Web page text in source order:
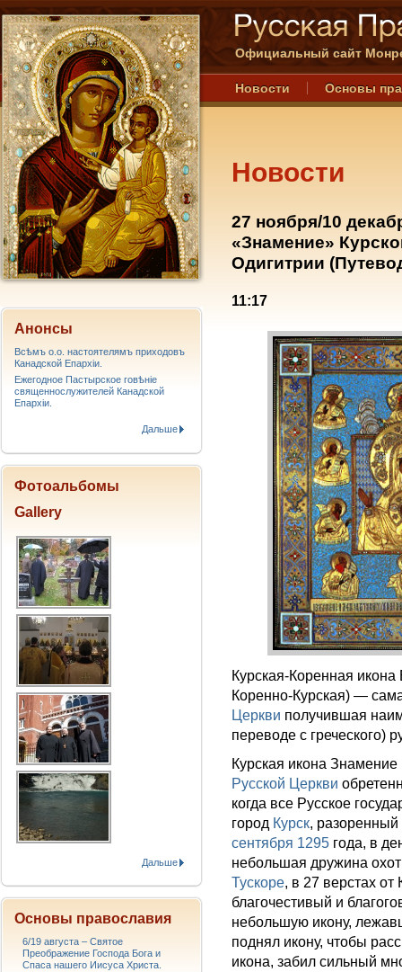
Официальный сайт
Новости Основы
Новости
27 ноября/10
«Знамение»
Одигитрии
11:17
Курская-Коренная
Коренно-Курская) —
Церкви получившая
переводе с греческого)
Курская икона
Русской Церкви
когда все Русское
город Курск,
сентября 1295 года, в
небольшая дружина
Тускоре, в 27 верстах от
благочестивый и
небольшую икону,
поднял икону, чтобы
икона, забил сильный
Анонсы
Всѣмъ о.о. настоятелямъ приходовъ
Канадской Епархiи.
Ежегодное Пастырское говѣніе
священнослужителей Канадской
Епархіи.
Дальше
Фотоальбомы
Gallery
Дальше
Основы православия
6/19 августа – Святое
Преображение Господа Бога и
Спаса нашего Иисуса Христа.